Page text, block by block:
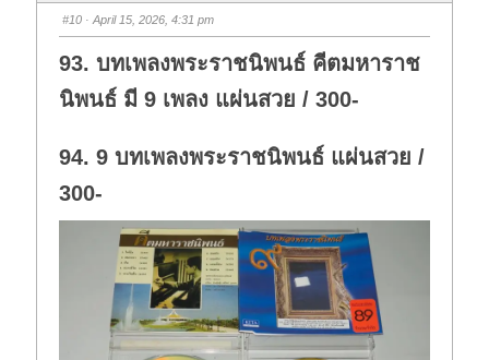
d
o
n
.
u
p
#10 · April 15, 2026, 4:31 pm
93. บทเพลงพระราชนิพนธ์ คีตมหาราช
นิพนธ์ มี 9 เพลง แผ่นสวย / 300-
94. 9 บทเพลงพระราชนิพนธ์ แผ่นสวย /
300-